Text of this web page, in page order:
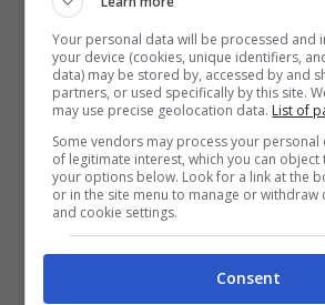
Vincenzo Montella ha avuto
serio con la Roma. Claudio
cercando il miglior
la squadra giallorossa,
ottime mani e il nome di
quelli che piace molto.
Addirittura secondo la
Your personal data will be processed and
your device (cookies, unique identifiers,
data) may be stored by, accessed by and
partners, or used specifically by this site.
may use precise geolocation data. List of
Some vendors may process your personal
of legitimate interest, which you can object
your options below. Look for a link at the
or in the site menu to manage or withdraw
and cookie settings.
Consent